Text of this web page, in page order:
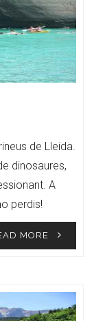
de Lleida.
dinosaures,
A
perdis!
MORE